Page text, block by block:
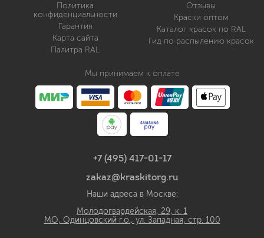
Политика
конфиденциальности
Гарантия
Карта сайта
Палитра RAL
Отзывы
Краски оптом
Каталог красок по RAL
Гид по распылению красок
Мы принимаем к оплате
+7 (495) 417-01-17
zakaz@kraskitorg.ru
Наши адреса в Москве:
Молодогвардейская, 29, к. 1
МО, Одинцовский г.о., ул. Западная, стр. 100